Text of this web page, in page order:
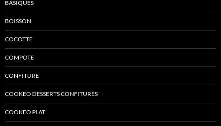
BASIQUES
BOISSON
COCOTTE
COMPOTE
CONFITURE
COOKEO DESSERTS CONFITURES
COOKEO PLAT